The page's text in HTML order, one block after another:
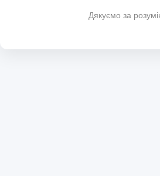
Дякуємо за